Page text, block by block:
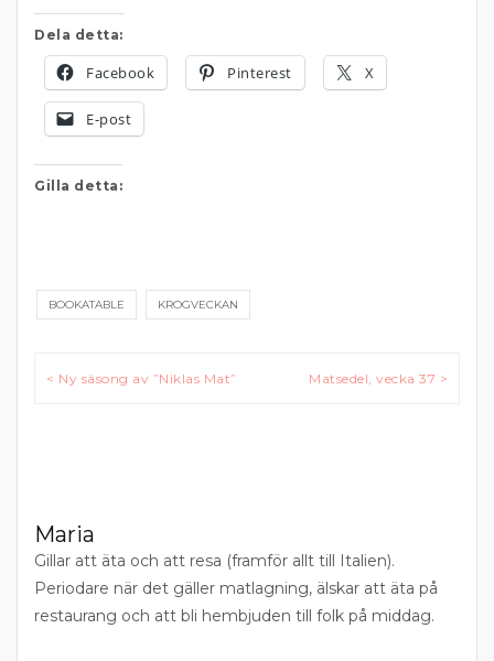
Dela detta:
Facebook Pinterest X
E-post
Gilla detta:
BOOKATABLE KROGVECKAN
Inläggsnavigering
< Ny säsong av ”Niklas Mat” Matsedel, vecka 37 >
Maria
Gillar att äta och att resa (framför allt till Italien).
Periodare när det gäller matlagning, älskar att äta på
restaurang och att bli hembjuden till folk på middag.